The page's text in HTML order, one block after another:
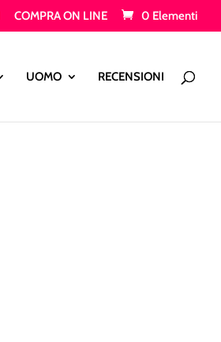
COMPRA ON LINE 0 Elementi
UOMO RECENSIONI